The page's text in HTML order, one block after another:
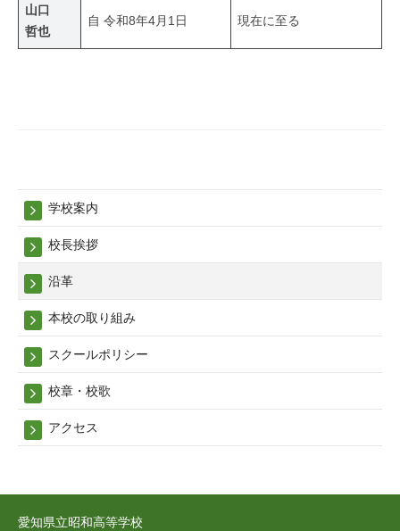
山口
哲也
自 令和8年4月1日 現在に至る
学校案内
校長挨拶
沿革
本校の取り組み
スクールポリシー
校章・校歌
アクセス
愛知県立昭和高等学校